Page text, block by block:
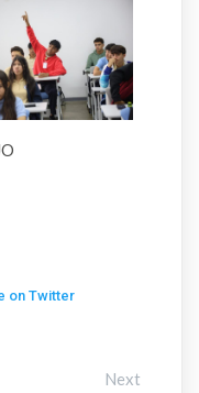
on Twitter
Next